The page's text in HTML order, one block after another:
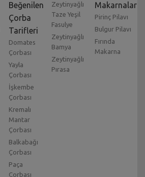
Beğenilen
Çorba
Tarifleri
Domates
Çorbası
Yayla
Çorbası
İşkembe
Çorbası
Kremalı
Mantar
Çorbası
Balkabağı
Çorbası
Paça
Çorbası
Zeytinyağlı
Taze Yeşil
Fasulye
Zeytinyağlı
Bamya
Zeytinyağlı
Pırasa
Makarnalar
Pirinç Pilavı
Bulgur Pilavı
Fırında
Makarna